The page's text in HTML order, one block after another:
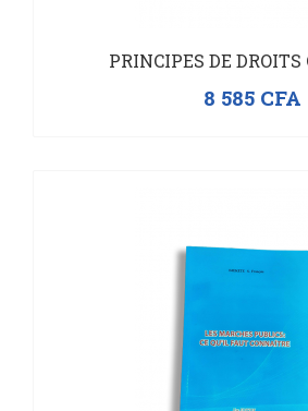
PRINCIPES DE
8 585 CFA